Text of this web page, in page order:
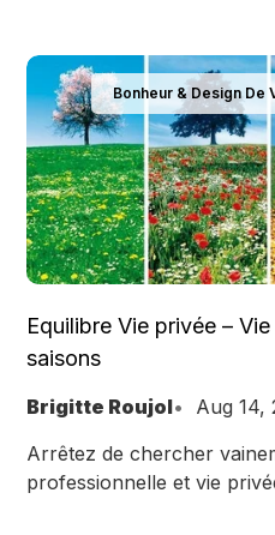
Bonheur & Design De
Equilibre Vie privée –
saisons
Brigitte Roujol
Aug 14,
Arrêtez de chercher
professionnelle et vie